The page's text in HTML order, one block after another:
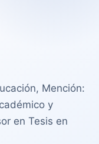
Mención:
y
en Tesis en